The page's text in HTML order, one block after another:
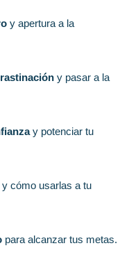
y apertura a la
y pasar a la
y potenciar tu
y cómo usarlas a tu
para alcanzar tus metas.